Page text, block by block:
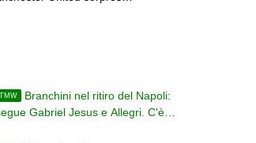
TMW
Branchini nel ritiro del Napoli:
Gabriel Jesus e Allegri. C'è